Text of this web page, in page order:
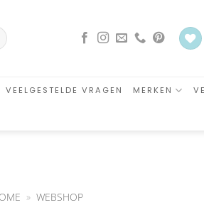
VEELGESTELDE VRAGEN MERKEN
» WEBSHOP